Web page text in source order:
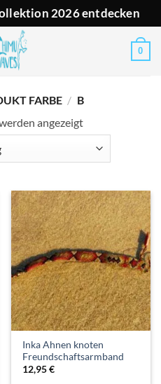
2026 entdecken
0
FARBE / B
angezeigt
Inka Ahnen knoten
Freundschaftsarmband
12,95€